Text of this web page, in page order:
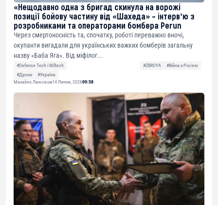
«Нещодавно одна з бригад скинула на ворожі
позиції бойову частину від «Шахеда» – інтервʼю з
розробниками та операторами бомбера Perun
Через смертоносність та, спочатку, роботі переважно вночі,
окупанти вигадали для українських важких бомберів загальну
назву «Баба Яга». Від міфілог...
#Defense Tech і Miltech #ZBROYA
#Війна з Росією
#Дрони
#Україна
Михайло Люксіков14 Липня, 202609:58